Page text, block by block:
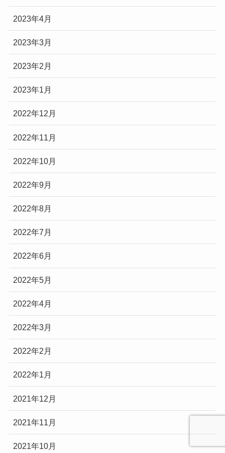
2023年4月
2023年3月
2023年2月
2023年1月
2022年12月
2022年11月
2022年10月
2022年9月
2022年8月
2022年7月
2022年6月
2022年5月
2022年4月
2022年3月
2022年2月
2022年1月
2021年12月
2021年11月
2021年10月